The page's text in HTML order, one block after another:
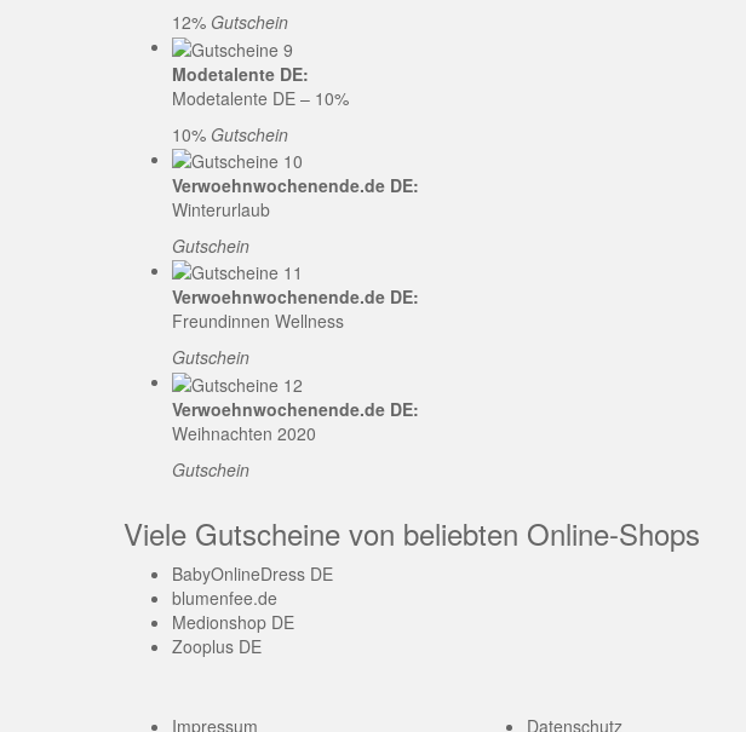
12% Gutschein
Modetalente DE:
Modetalente DE – 10%
10% Gutschein
Verwoehnwochenende.de DE:
Winterurlaub
Gutschein
Verwoehnwochenende.de DE:
Freundinnen Wellness
Gutschein
Verwoehnwochenende.de DE:
Weihnachten 2020
Gutschein
Viele Gutscheine von beliebten Online-Shops
BabyOnlineDress DE
blumenfee.de
Medionshop DE
Zooplus DE
Impressum
Datenschutz